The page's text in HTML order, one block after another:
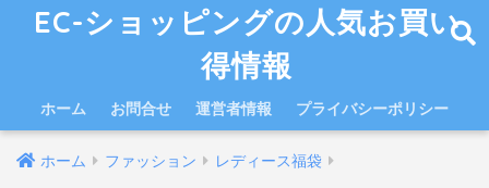
EC-ショッピングの人気お買い
得情報
ホーム お問合せ 運営者情報 プライバシーポリシー
ホーム ファッション レディース福袋